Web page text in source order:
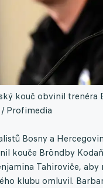
kouč obvinil trenéra
/ Profimedia
Bosny a
kouče Bröndby
Tahiroviče,
klubu omluvil.